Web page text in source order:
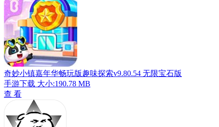
奇妙小镇嘉年华畅玩版趣味探索v9.80.54 无限宝石版
手游下载 大小:190.78 MB
查 看